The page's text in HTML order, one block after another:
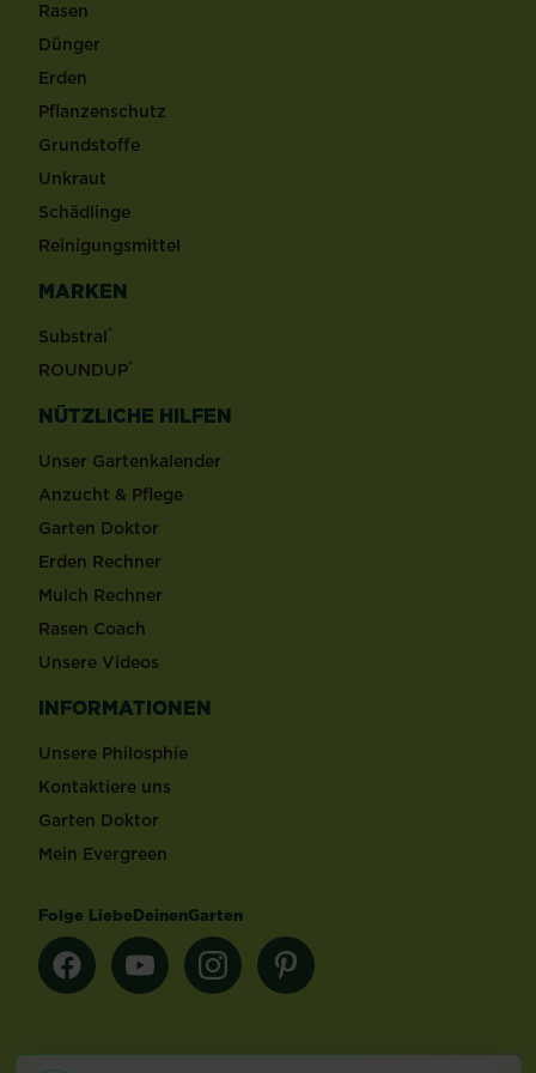
Rasen
Dünger
Erden
Pflanzenschutz
Grundstoffe
Unkraut
Schädlinge
Reinigungsmittel
MARKEN
Substral®
ROUNDUP®
NÜTZLICHE HILFEN
Unser Gartenkalender
Anzucht & Pflege
Garten Doktor
Erden Rechner
Mulch Rechner
Rasen Coach
Unsere Videos
INFORMATIONEN
Unsere Philosphie
Kontaktiere uns
Garten Doktor
Mein Evergreen
Folge LiebeDeinenGarten